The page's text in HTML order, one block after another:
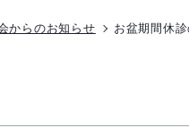
からのお知らせ お盆期間休